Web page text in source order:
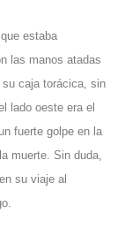
estaba
las manos atadas
caja torácica, sin
lado oeste era el
fuerte golpe en la
muerte. Sin duda,
su viaje al